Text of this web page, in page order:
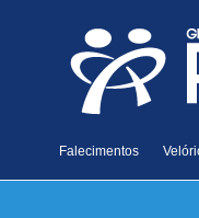
Falecimentos